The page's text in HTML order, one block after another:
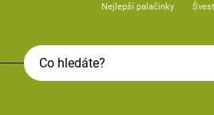
Nejlepší palačinky